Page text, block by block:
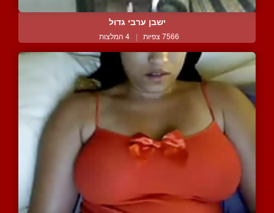
ישבן ערבי גדול
7566 צפיות | 4 המלצות